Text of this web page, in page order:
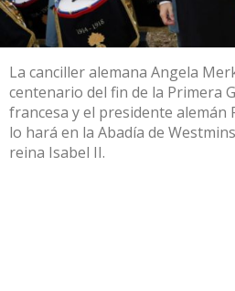
La canciller alemana Angela
centenario del fin de la Primera
francesa y el presidente alemán
lo hará en la Abadía de
reina Isabel II.